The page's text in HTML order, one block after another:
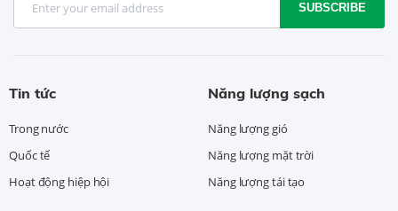
SUBSCRIBE
Tin tức
Trong nước
Quốc tế
Hoạt động hiệp hội
Năng lượng sạch
Năng lượng gió
Năng lượng mặt trời
Năng lượng tái tạo